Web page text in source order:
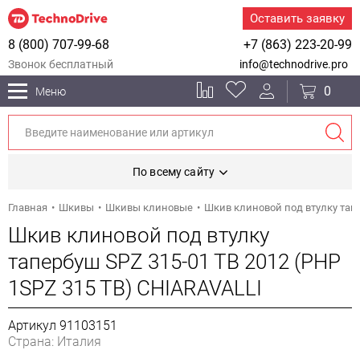
Оставить заявку
+7 (863) 223-20-99
8 (800) 707-99-68
Звонок бесплатный info@technodrive.pro
Меню 0
По всему сайту
Главная Шкивы Шкивы клиновые Шкив клиновой под втулку
Шкив клиновой под втулку
тапербуш SPZ 315-01 TB 2012 (PHP
1SPZ 315 TB) CHIARAVALLI
Артикул 91103151
Страна: Италия